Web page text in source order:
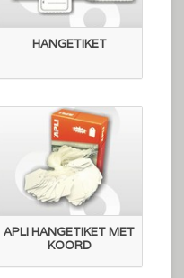
HANGETIKET
APLI HANGETIKET MET
KOORD